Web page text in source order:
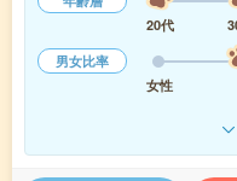
20代
男女比率
女性